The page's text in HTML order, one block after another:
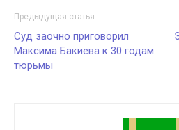
Предыдущая статья
Суд заочно приговорил
Максима Бакиева к 30 годам
тюрьмы